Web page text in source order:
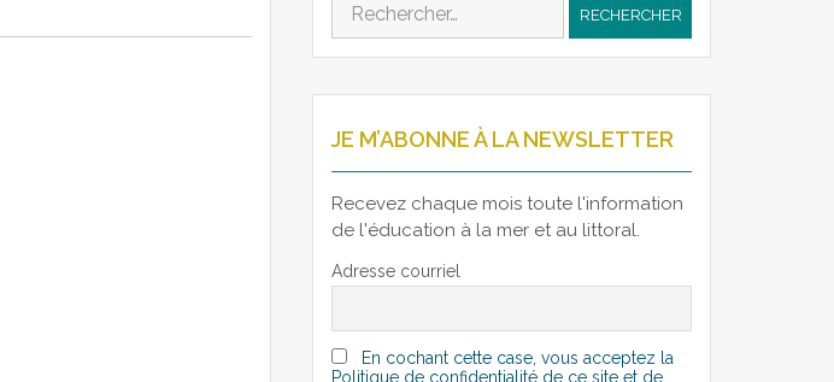
JE M’ABONNE À LA NEWSLETTER
Recevez chaque mois toute l'information
de l'éducation à la mer et au littoral.
Adresse courriel
En cochant cette case, vous acceptez la
Politique de confidentialité de ce site et de